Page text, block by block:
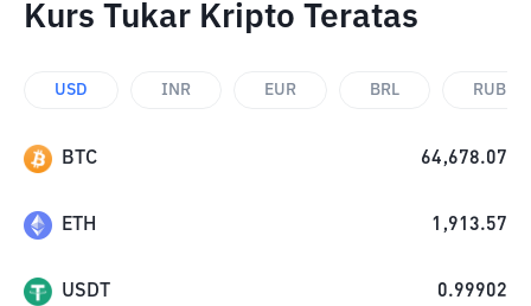
Kurs Tukar Kripto Teratas
USD INR EUR BRL RUB
BTC 64,678.07
ETH 1,913.57
USDT 0.99902